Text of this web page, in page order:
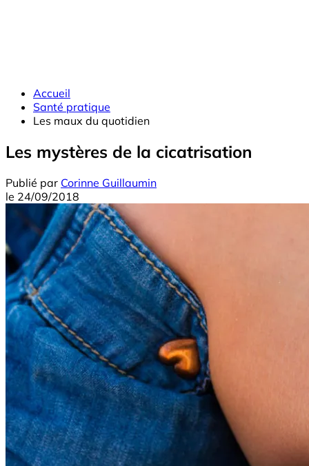
Accueil
Santé pratique
Les maux du quotidien
Les mystères de la cicatrisation
Publié par Corinne Guillaumin
le 24/09/2018